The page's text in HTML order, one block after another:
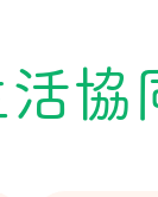
協